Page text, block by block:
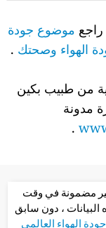
راجع موضوع جودة
.
من طبيب بكين
مدونة
.
مضمونة في وقت
، دون سابق
الهواء العالمي